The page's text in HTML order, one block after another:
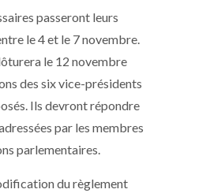
passeront leurs
le 4 et le 7 novembre.
le 12 novembre
des six vice-présidents
Ils devront répondre
par les membres
parlementaires.
du règlement